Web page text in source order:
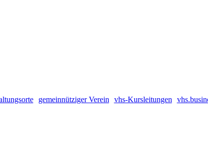
gemeinnütziger Verein vhs-Kursleitungen